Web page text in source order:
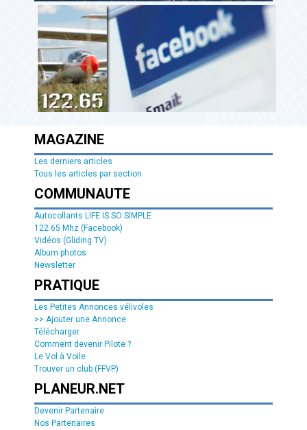
MAGAZINE
Les derniers articles
Tous les articles par section
COMMUNAUTE
Autocollants LIFE IS SO SIMPLE
122.65 Mhz (Facebook)
Vidéos (Gliding TV)
Album photos
Newsletter
PRATIQUE
Les Petites Annonces vélivoles
>> Ajouter une Annonce
Télécharger
Comment devenir Pilote ?
Le Vol à Voile
Trouver un club (FFVP)
PLANEUR.NET
Devenir Partenaire
Nos Partenaires